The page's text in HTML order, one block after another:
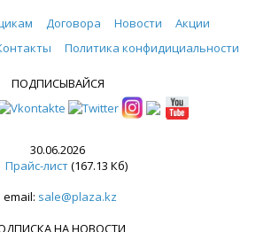
Договора Новости
Акции
Политика конфидициальности
ПОДПИСЫВАЙСЯ
30.06.2026
Прайс-лист(167.13 Кб)
email: sale@plaza.kz
НА НОВОСТИ